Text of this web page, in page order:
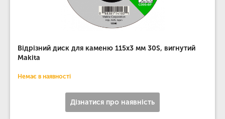
Відрізний диск для каменю 115х3 мм 30S, вигнутий
Makita
Немає в наявності
Дізнатися про наявність